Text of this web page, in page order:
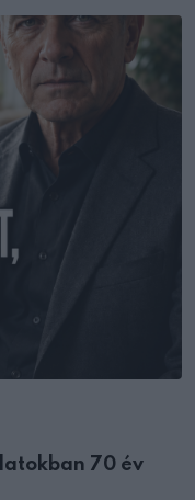
70 év